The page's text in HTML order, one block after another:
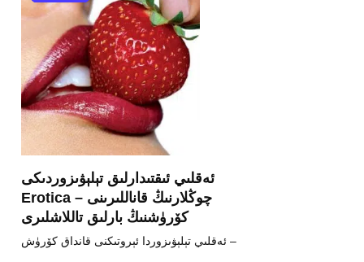
ئەقلىي ئىقتىدارلىق تېلېۋىزوردىكى
Erotica – چوڭلارنىڭ قاناللىرىنى
كۆرۈشنىڭ بارلىق تاللاشلىرى
ئەقلىي تېلېۋىزوردا ئېروتىكنى قانداق كۆرۈش –